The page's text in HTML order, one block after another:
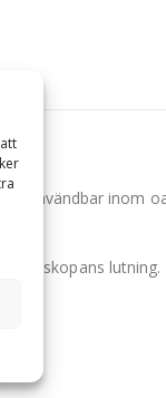
är användbar inom
skopans lutning.